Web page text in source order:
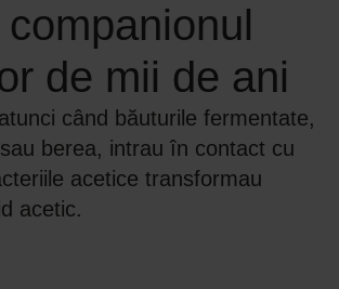
de mii de ani
când băuturile fermentate,
berea, intrau în contact cu
acetice transformau
acetic.